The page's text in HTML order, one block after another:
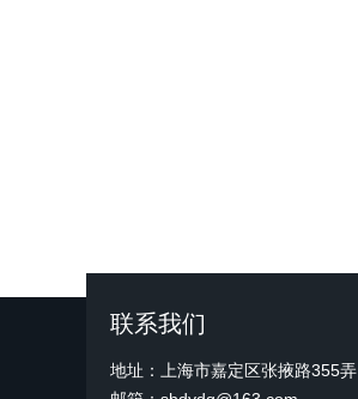
联系我们
地址：上海市嘉定区张掖路355弄